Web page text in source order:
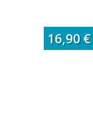
16,90 €